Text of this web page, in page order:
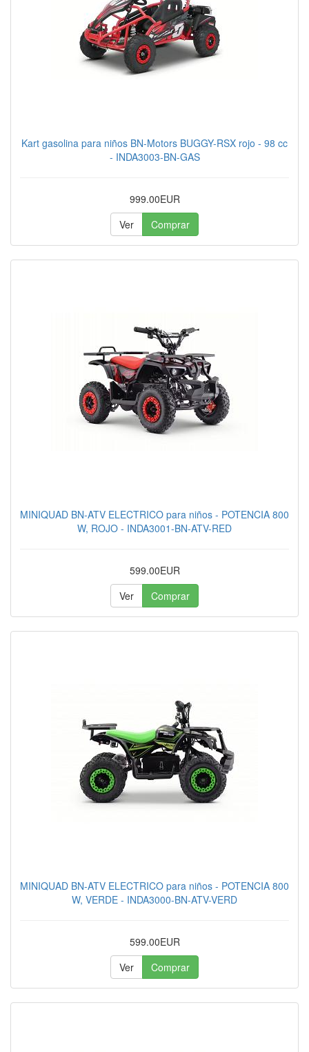
Kart gasolina para niños BN-Motors BUGGY-RSX rojo - 98 cc
- INDA3003-BN-GAS
999.00EUR
Ver
Comprar
MINIQUAD BN-ATV ELECTRICO para niños - POTENCIA 800
W, ROJO - INDA3001-BN-ATV-RED
599.00EUR
Ver
Comprar
MINIQUAD BN-ATV ELECTRICO para niños - POTENCIA 800
W, VERDE - INDA3000-BN-ATV-VERD
599.00EUR
Ver
Comprar